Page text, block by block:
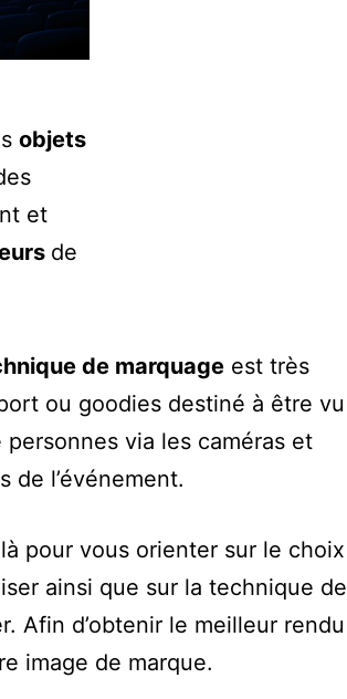
objets
et
de
de marquageest très
ou goodies destiné à être vu
via les caméras et
de l’événement.
pour vous orienter sur le choix
ainsi que sur la technique de
Afin d’obtenir le meilleur rendu
image de marque.